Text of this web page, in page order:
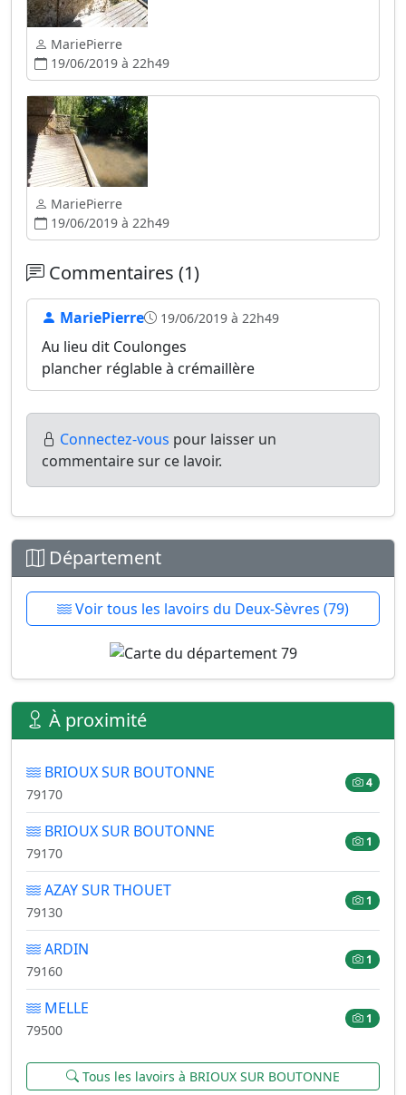
MariePierre
19/06/2019 à 22h49
MariePierre
19/06/2019 à 22h49
Commentaires (1)
MariePierre 19/06/2019 à 22h49
Au lieu dit Coulonges
plancher réglable à crémaillère
Connectez-vous pour laisser un
commentaire sur ce lavoir.
Département
Voir tous les lavoirs du Deux-Sèvres (79)
À proximité
BRIOUX SUR BOUTONNE
79170
4
BRIOUX SUR BOUTONNE
79170
1
AZAY SUR THOUET
79130
1
ARDIN
79160
1
MELLE
79500
1
Tous les lavoirs à BRIOUX SUR BOUTONNE